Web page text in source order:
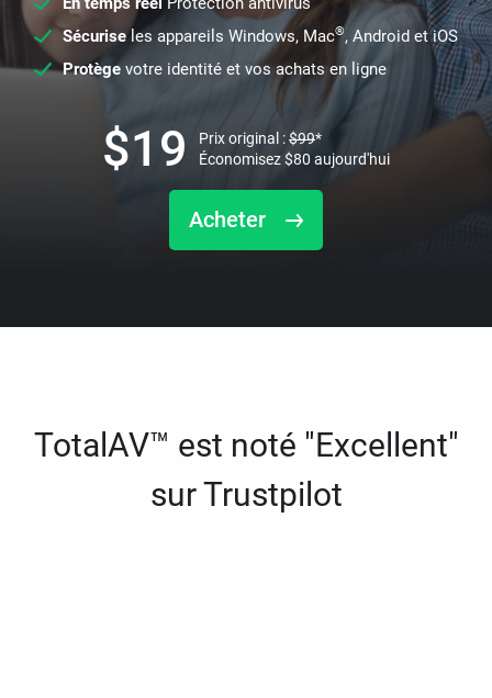
Sécuriseles appareils Windows, Mac®, Android et iOS
Protège votre identité et vos achats en ligne
Acheter
$19 Prix original :$99*
Économisez$80 aujourd'hui
TotalAV™ est noté "Excellent"
sur Trustpilot